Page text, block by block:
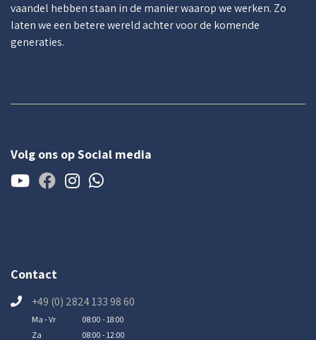
vaandel hebben staan in de manier waarop we werken. Zo
laten we een betere wereld achter voor de komende
generaties.
Volg ons op Social media
Contact
+49 (0) 2824 133 98 60
Ma - Vr
08:00 - 18:00
Za
08:00 - 12:00